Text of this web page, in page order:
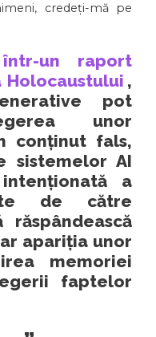
credeți-mă pe
într-un raport
Holocaustului ,
pot
unor
conținut fals,
sistemelor AI
a
de către
apariția unor
memoriei
faptelor